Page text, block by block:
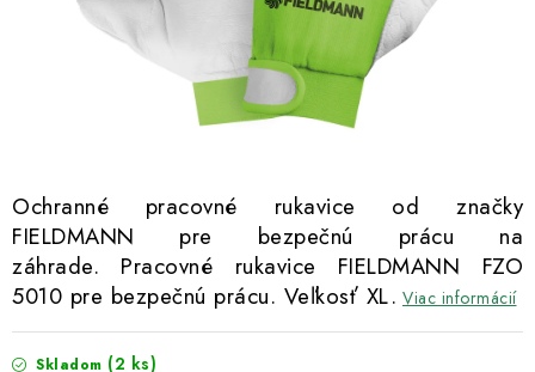
Ochranné pracovné rukavice od značky
FIELDMANN pre bezpečnú prácu na
záhrade. Pracovné rukavice FIELDMANN FZO
5010 pre bezpečnú prácu. Veľkosť XL. Viac informácií
Skladom (2 ks)